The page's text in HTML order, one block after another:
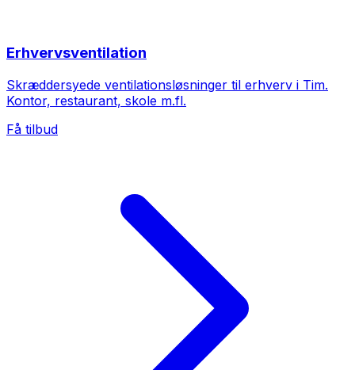
Erhvervsventilation
Skræddersyede ventilationsløsninger til erhverv i Tim.
Kontor, restaurant, skole m.fl.
Få tilbud